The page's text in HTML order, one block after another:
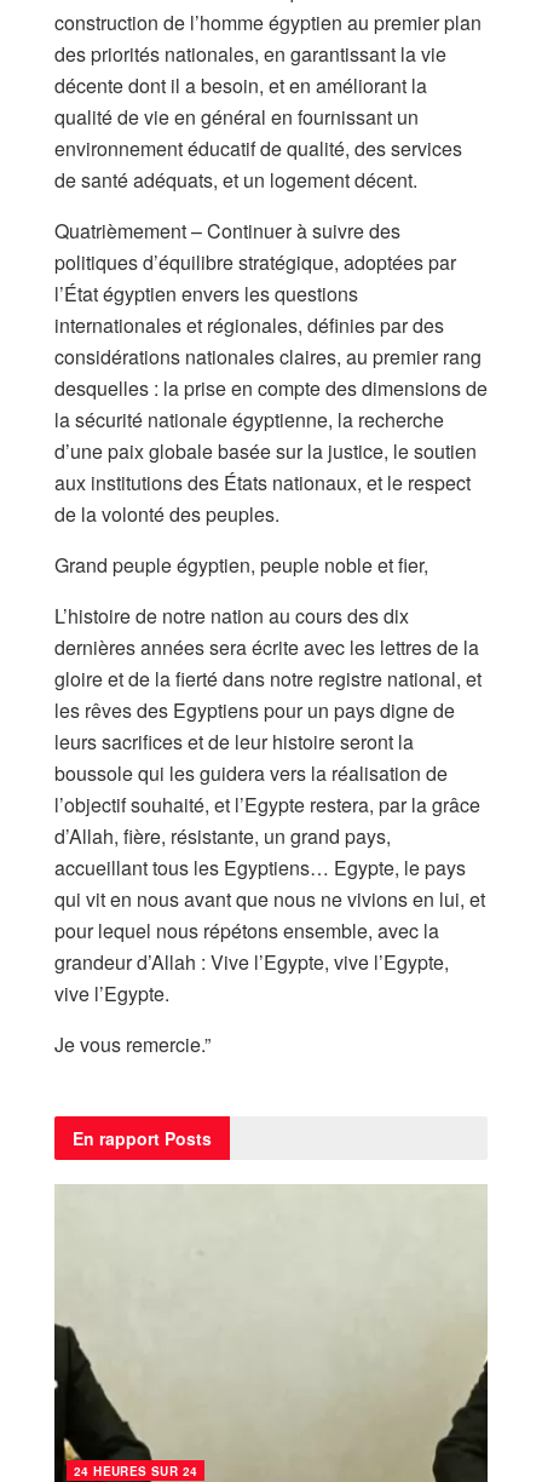
construction de l’homme égyptien au premier plan
des priorités nationales, en garantissant la vie
décente dont il a besoin, et en améliorant la
qualité de vie en général en fournissant un
environnement éducatif de qualité, des services
de santé adéquats, et un logement décent.
Quatrièmement – Continuer à suivre des
politiques d’équilibre stratégique, adoptées par
l’État égyptien envers les questions
internationales et régionales, définies par des
considérations nationales claires, au premier rang
desquelles : la prise en compte des dimensions de
la sécurité nationale égyptienne, la recherche
d’une paix globale basée sur la justice, le soutien
aux institutions des États nationaux, et le respect
de la volonté des peuples.
Grand peuple égyptien, peuple noble et fier,
L’histoire de notre nation au cours des dix
dernières années sera écrite avec les lettres de la
gloire et de la fierté dans notre registre national, et
les rêves des Egyptiens pour un pays digne de
leurs sacrifices et de leur histoire seront la
boussole qui les guidera vers la réalisation de
l’objectif souhaité, et l’Egypte restera, par la grâce
d’Allah, fière, résistante, un grand pays,
accueillant tous les Egyptiens… Egypte, le pays
qui vit en nous avant que nous ne vivions en lui, et
pour lequel nous répétons ensemble, avec la
grandeur d’Allah : Vive l’Egypte, vive l’Egypte,
vive l’Egypte.
Je vous remercie.”
En rapport Posts
24 HEURES SUR 24